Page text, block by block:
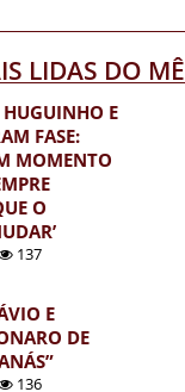
LIDAS DO
E
FASE:
MOMENTO
O
137
E
DE
136